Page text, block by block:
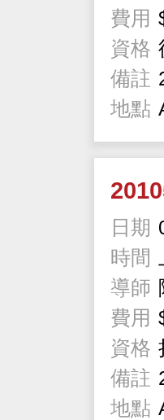
費用
資格
備註
地點
日期
時間
導師
費用
資格
備註
地點